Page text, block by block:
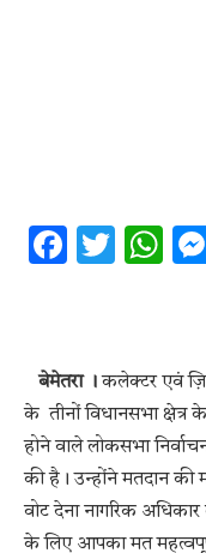
बेमेतरा ।कलेक्टर एवं
के तीनों विधानसभा
होने वाले लोकसभा
की है। उन्होंने मतदान
वोट देना नागरिक
के लिए आपका मत